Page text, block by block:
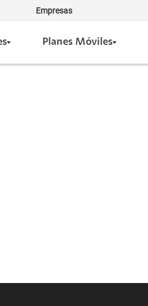
Empresas
Planes Móviles